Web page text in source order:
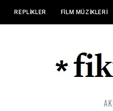
REPLIKLER FILM MÜZIKLERI